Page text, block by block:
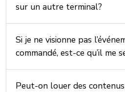
sur un autre terminal?
Si je ne visionne pas
commandé, est-ce qu’il me
Peut-on louer des